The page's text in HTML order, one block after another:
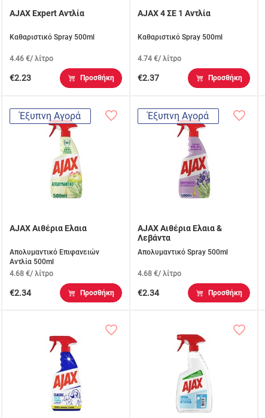
AJAX Expert Αντλία
Καθαριστικό Spray 500ml
4.46 €/ λίτρο
€2.23 Προσθήκη
AJAX 4 ΣΕ 1 Αντλία
Καθαριστικό Spray 500ml
4.74 €/ λίτρο
€2.37 Προσθήκη
Έξυπνη Αγορά
AJAX Αιθέρια Ελαια
Απολυμαντικό Επιφανειών
Αντλία 500ml
4.68 €/ λίτρο
€2.34 Προσθήκη
Έξυπνη Αγορά
AJAX Αιθέρια Ελαια &
Λεβάντα
Απολυμαντικό Spray 500ml
4.68 €/ λίτρο
€2.34 Προσθήκη